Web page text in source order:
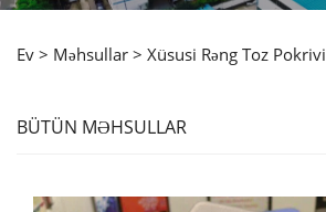
Ev > Məhsullar > Xüsusi Rəng Toz Pokrivi
BÜTÜN MƏHSULLAR